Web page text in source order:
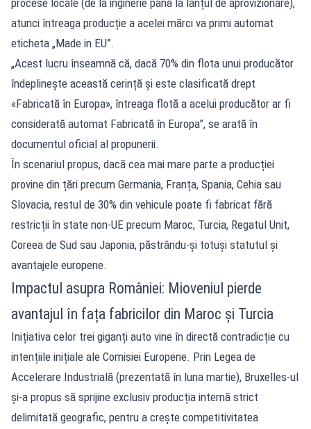
atunci întreaga producție a acelei mărci va primi automat
eticheta „Made in EU”.
„Acest lucru înseamnă că, dacă 70% din flota unui producător
îndeplinește această cerință și este clasificată drept
«Fabricată în Europa», întreaga flotă a acelui producător ar fi
considerată automat Fabricată în Europa”, se arată în
documentul oficial al propunerii.
În scenariul propus, dacă cea mai mare parte a producției
provine din țări precum Germania, Franța, Spania, Cehia sau
Slovacia, restul de 30% din vehicule poate fi fabricat fără
restricții în state non-UE precum Maroc, Turcia, Regatul Unit,
Coreea de Sud sau Japonia, păstrându-și totuși statutul și
avantajele europene.
Impactul asupra României: Mioveniul pierde
avantajul în fața fabricilor din Maroc și Turcia
Inițiativa celor trei giganți auto vine în directă contradicție cu
intențiile inițiale ale Comisiei Europene. Prin Legea de
Accelerare Industrială (prezentată în luna martie), Bruxelles-ul
și-a propus să sprijine exclusiv producția internă strict
delimitată geografic, pentru a crește competitivitatea